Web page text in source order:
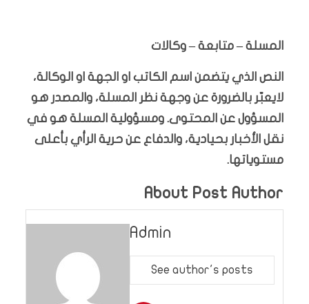
المسلة – متابعة – وكالات
النص الذي يتضمن اسم الكاتب او الجهة او الوكالة،
لايعبّر بالضرورة عن وجهة نظر المسلة، والمصدر هو
المسؤول عن المحتوى. ومسؤولية المسلة هو في
نقل الأخبار بحيادية، والدفاع عن حرية الرأي بأعلى
مستوياتها.
About Post Author
Admin
See author's posts